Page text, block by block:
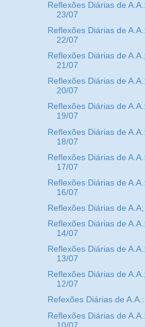
Reflexões Diárias de A.A.:
23/07
Reflexões Diárias de A.A.:
22/07
Reflexões Diárias de A.A.;
21/07
Reflexões Diárias de A.A.:
20/07
Reflexões Diárias de A.A.:
19/07
Reflexões Diárias de A.A.:
18/07
Reflexões Diárias de A.A.:
17/07
Reflexões Diárias de A.A.:
16/07
Reflexões Diárias de
Reflexões Diárias de A.A.:
14/07
Reflexões Diárias de A.A.:
13/07
Reflexões Diárias de A.A.;
12/07
Refexões Diárias de
Reflexões Diárias de A.A.:
10/07